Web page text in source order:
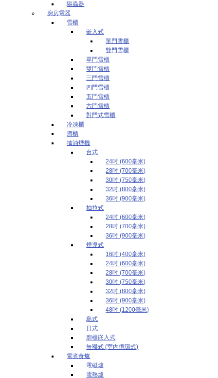
驅蟲器
廚房電器
雪櫃
嵌入式
單門雪櫃
雙門雪櫃
單門雪櫃
雙門雪櫃
三門雪櫃
四門雪櫃
五門雪櫃
六門雪櫃
對門式雪櫃
冷凍櫃
酒櫃
抽油煙機
台式
24吋 (600毫米)
28吋 (700毫米)
30吋 (750毫米)
32吋 (800毫米)
36吋 (900毫米)
抽拉式
24吋 (600毫米)
28吋 (700毫米)
36吋 (900毫米)
煙導式
16吋 (400毫米)
24吋 (600毫米)
28吋 (700毫米)
30吋 (750毫米)
32吋 (800毫米)
36吋 (900毫米)
48吋 (1200毫米)
島式
日式
廚櫃嵌入式
無喉式 (室內循環式)
電煮食爐
電磁爐
電熱爐